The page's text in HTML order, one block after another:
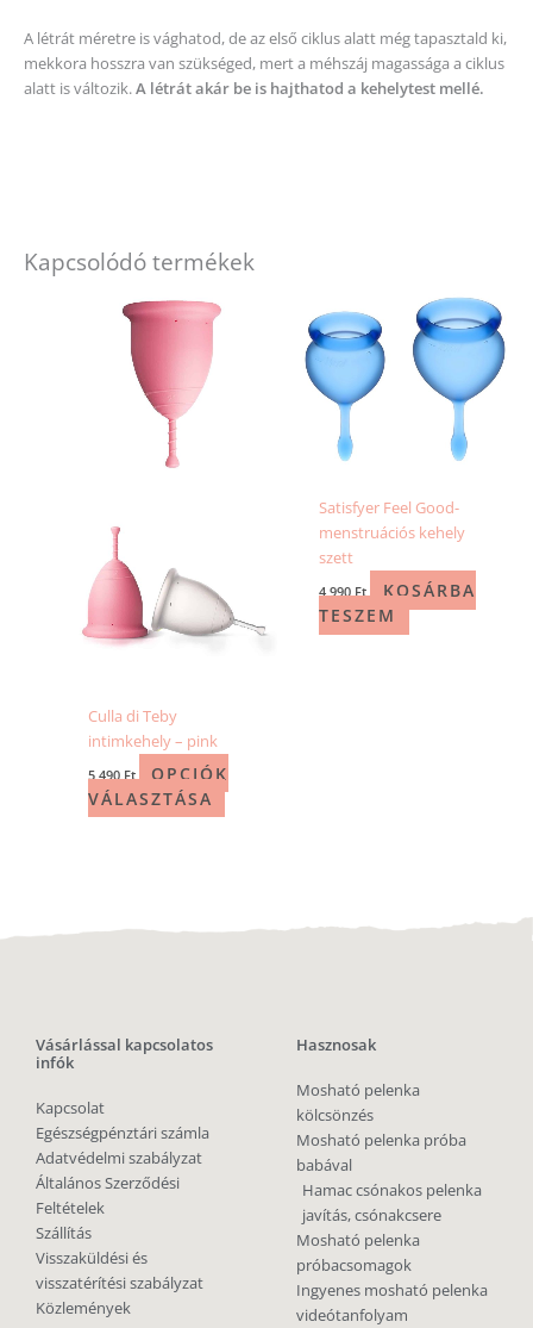
A létrát méretre is vághatod, de az első ciklus alatt még tapasztald ki,
mekkora hosszra van szükséged, mert a méhszáj magassága a ciklus
alatt is változik.A létrát akár be is hajthatod a kehelytest mellé.
Kapcsolódó termékek
Culla di Teby
intimkehely – pink
5 490 Ft
OPCIÓK
VÁLASZTÁSA
termékoldalonSatisfyer Feel Good-
menstruációs kehely
szett
4 990 Ft
KOSÁRBA
TESZEM
Vásárlással kapcsolatos
infók
Kapcsolat
Egészségpénztári számla
Adatvédelmi szabályzat
Általános Szerződési
Feltételek
Szállítás
Visszaküldési és
visszatérítési szabályzat
Közlemények
Hasznosak
Mosható pelenka
kölcsönzés
Mosható pelenka próba
babával
Hamac csónakos pelenka
javítás, csónakcsere
Mosható pelenka
próbacsomagok
Ingyenes mosható pelenka
videótanfolyam